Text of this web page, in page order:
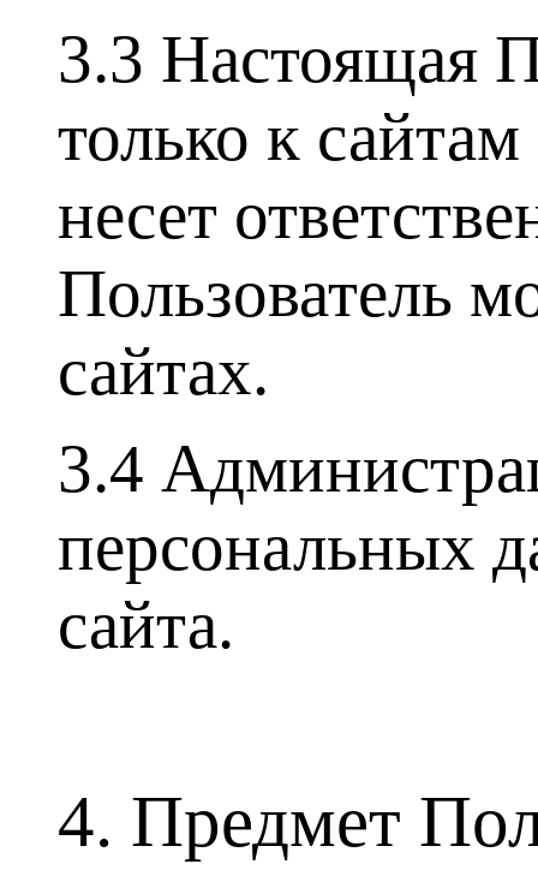
3.3 Настоящая
только к
несет
Пользователь
сайтах.
3.4
персональных
сайта.
4. Предмет